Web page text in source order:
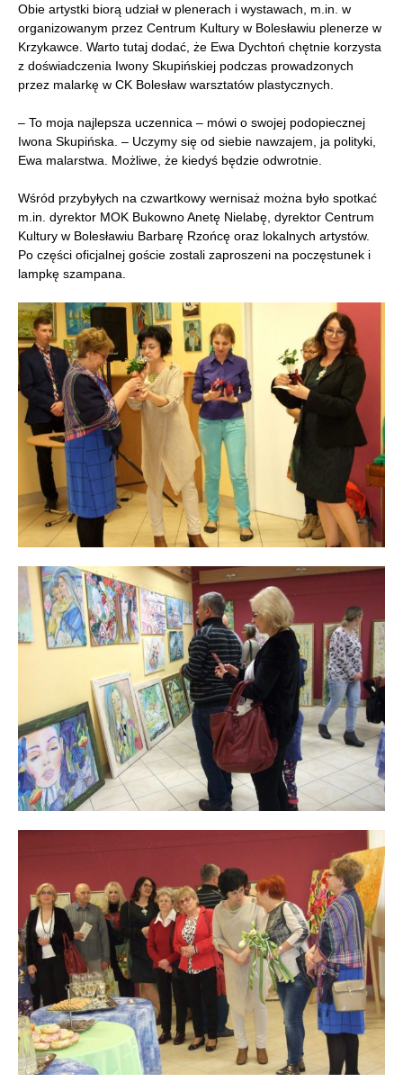
Obie artystki biorą udział w plenerach i wystawach, m.in. w
organizowanym przez Centrum Kultury w Bolesławiu plenerze w
Krzykawce. Warto tutaj dodać, że Ewa Dychtoń chętnie korzysta
z doświadczenia Iwony Skupińskiej podczas prowadzonych
przez malarkę w CK Bolesław warsztatów plastycznych.
– To moja najlepsza uczennica – mówi o swojej podopiecznej
Iwona Skupińska. – Uczymy się od siebie nawzajem, ja polityki,
Ewa malarstwa. Możliwe, że kiedyś będzie odwrotnie.
Wśród przybyłych na czwartkowy wernisaż można było spotkać
m.in. dyrektor MOK Bukowno Anetę Nielabę, dyrektor Centrum
Kultury w Bolesławiu Barbarę Rzońcę oraz lokalnych artystów.
Po części oficjalnej goście zostali zaproszeni na poczęstunek i
lampkę szampana.